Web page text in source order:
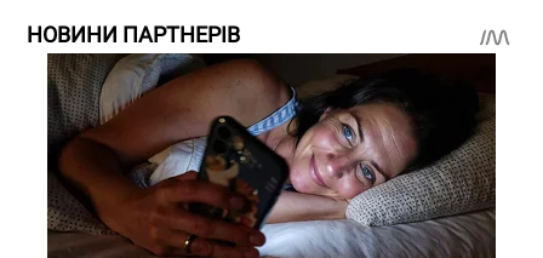
НОВИНИ ПАРТНЕРІВ